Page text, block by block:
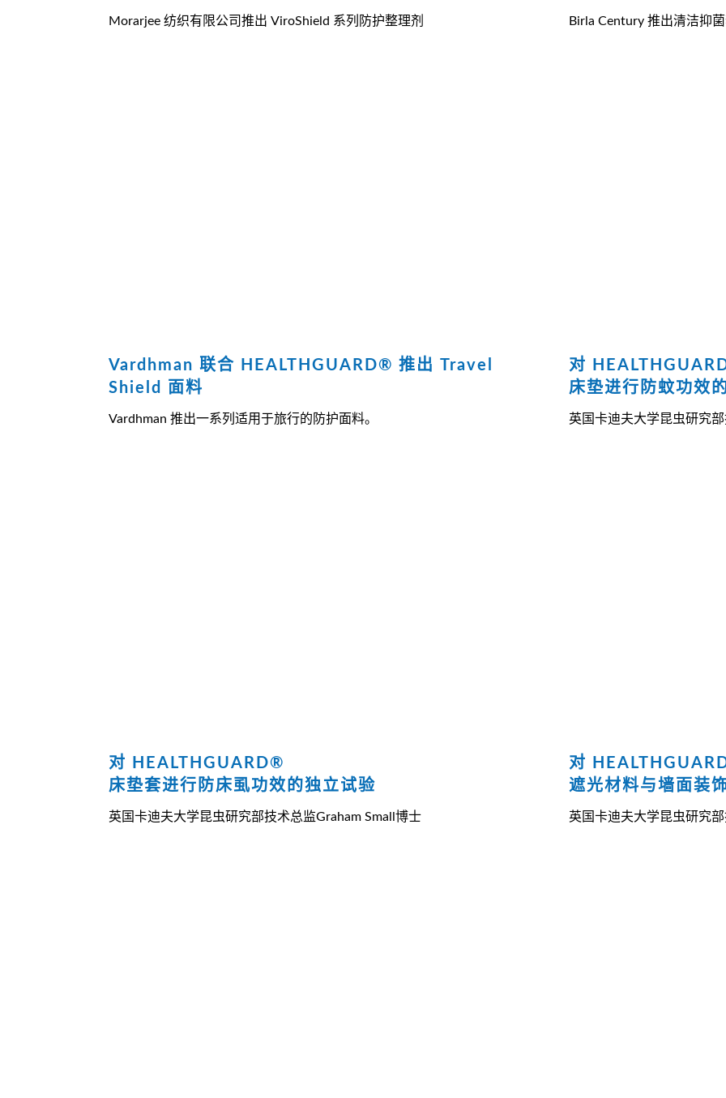
Morarjee 纺织有限公司推出 ViroShield 系列防护整理剂 Birla Century 推出清洁抑
Vardhman 联合 HEALTHGUARD® 推出 Travel
Shield 面料
Vardhman 推出一系列适用于旅行的防护面料。
对
床垫进行防蚊功效
英国卡迪夫大学昆虫研究
对 HEALTHGUARD®
床垫套进行防床虱功效的独立试验
英国卡迪夫大学昆虫研究部技术总监Graham Small博士
对
遮光材料与墙面装
英国卡迪夫大学昆虫研究